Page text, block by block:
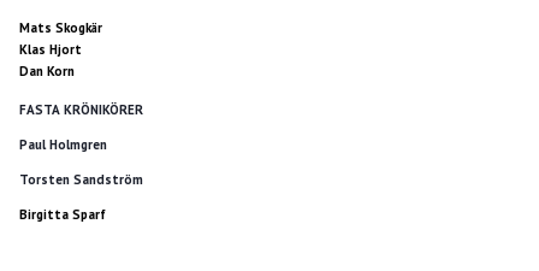
Mats Skogkär
Klas Hjort
Dan Korn
FASTA KRÖNIKÖRER
Paul Holmgren
Torsten Sandström
Birgitta Sparf